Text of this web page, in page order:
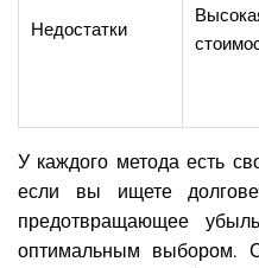
Недостатки
У каждого метода есть
если вы ищете
предотвращающее
оптимальным выбором.